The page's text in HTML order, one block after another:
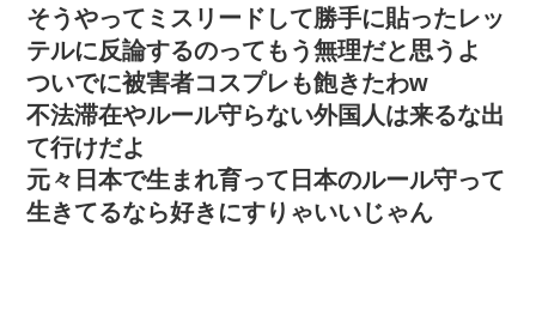
そうやってミスリードして勝手に貼ったレッ
テルに反論するのってもう無理だと思うよ
ついでに被害者コスプレも飽きたわw
不法滞在やルール守らない外国人は来るな出
て行けだよ
元々日本で生まれ育って日本のルール守って
生きてるなら好きにすりゃいいじゃん